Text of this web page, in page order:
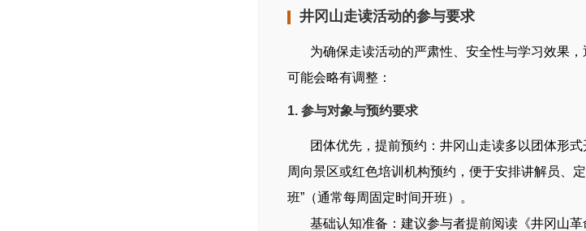
井冈山走读活动的参与要求
为确保走读活动的严肃性、安全性与学习效果，
可能会略有调整：
1. 参与对象与预约要求
团体优先，提前预约：井冈山走读多以团体形式
周向景区或红色培训机构预约，便于安排讲解员、
班”（通常每周固定时间开班）。
基础认知准备：建议参与者提前阅读《井冈山革